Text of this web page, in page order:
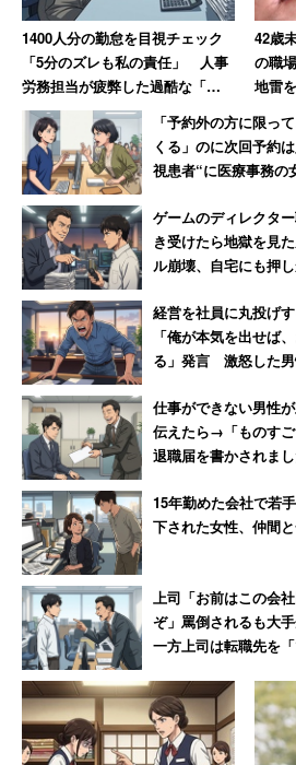
1400人分の勤怠を目視チェック
「5分のズレも私の責任」 人事
労務担当が疲弊した過酷な「月
末の給与締め」作業
42歳
の職
地雷
「予約外の方に限っ
くる」のに次回予約
視患者“に医療事務の
ゲームのディレクタ
き受けたら地獄を見
ル崩壊、自宅にも押
経営を社員に丸投げ
「俺が本気を出せば
る」発言 激怒した
仕事ができない男性
伝えたら→「ものす
退職届を書かされまし
15年勤めた会社で若
下された女性、仲間
上司「お前はこの会
ぞ」罵倒されるも大
一方上司は転職先を